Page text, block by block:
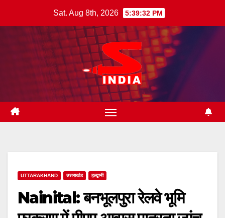
Sat. Aug 8th, 2026 5:39:34 PM
UTTARAKHAND उत्तराखंड हल्द्वानी
Nainital: बनभूलपुरा रेलवे भूमि